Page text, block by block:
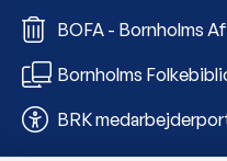
BOFA - Bornholms
Bornholms
BRK